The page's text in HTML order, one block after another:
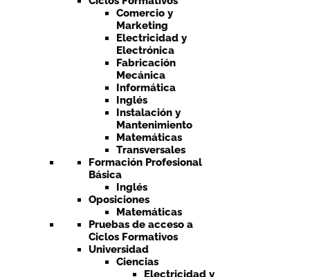
Comercio y
Marketing
Electricidad y
Electrónica
Fabricación
Mecánica
Informática
Inglés
Instalación y
Mantenimiento
Matemáticas
Transversales
Formación Profesional
Básica
Inglés
Oposiciones
Matemáticas
Pruebas de acceso a
Ciclos Formativos
Universidad
Ciencias
Electricidad y